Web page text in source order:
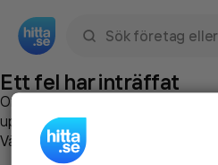
Ett fel har inträffat
Om du vill kan du
uppstod så att vi lättare och
Vänligen försök med följande: